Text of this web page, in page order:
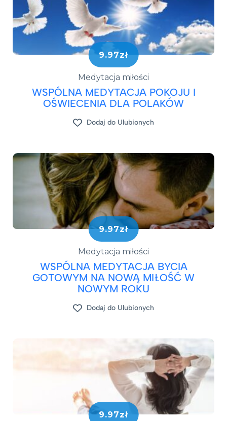
9.97zł
Medytacja miłości
WSPÓLNA MEDYTACJA POKOJU I
OŚWIECENIA DLA POLAKÓW
Dodaj do Ulubionych
9.97zł
Medytacja miłości
WSPÓLNA MEDYTACJA BYCIA
GOTOWYM NA NOWĄ MIŁOŚĆ W
NOWYM ROKU
Dodaj do Ulubionych
9.97zł